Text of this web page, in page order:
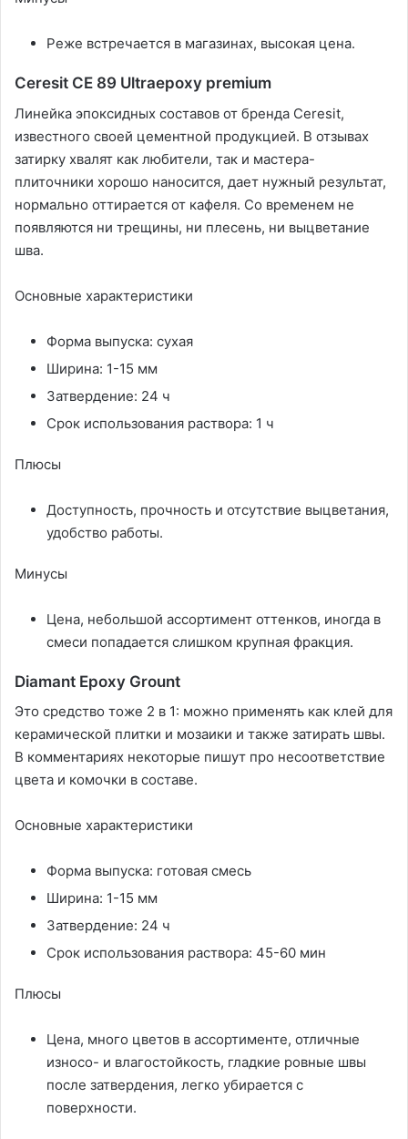
Реже встречается в магазинах, высокая цена.
Ceresit CE 89 Ultraepoxy premium
Линейка эпоксидных составов от бренда Ceresit,
известного своей цементной продукцией. В отзывах
затирку хвалят как любители, так и мастера-
плиточники хорошо наносится, дает нужный результат,
нормально оттирается от кафеля. Со временем не
появляются ни трещины, ни плесень, ни выцветание
шва.
Основные характеристики
Форма выпуска: сухая
Ширина: 1-15 мм
Затвердение: 24 ч
Срок использования раствора: 1 ч
Плюсы
Доступность, прочность и отсутствие выцветания,
удобство работы.
Минусы
Цена, небольшой ассортимент оттенков, иногда в
смеси попадается слишком крупная фракция.
Diamant Epoxy Grount
Это средство тоже 2 в 1: можно применять как клей для
керамической плитки и мозаики и также затирать швы.
В комментариях некоторые пишут про несоответствие
цвета и комочки в составе.
Основные характеристики
Форма выпуска: готовая смесь
Ширина: 1-15 мм
Затвердение: 24 ч
Срок использования раствора: 45-60 мин
Плюсы
Цена, много цветов в ассортименте, отличные
износо- и влагостойкость, гладкие ровные швы
после затвердения, легко убирается с
поверхности.